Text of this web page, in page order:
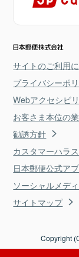
サイトのご利用
プライバシーポ
Webアクセシビ
お客さま本位の
勧誘方針
カスタマーハラ
日本郵便公式ア
ソーシャルメデ
サイトマップ
Copyright